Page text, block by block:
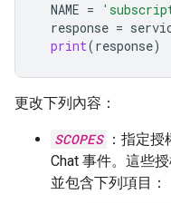
NAME =
response =
print(response)
更改下列內容：
SCOPES ：指定
Chat 事件。這些
並包含下列項目：